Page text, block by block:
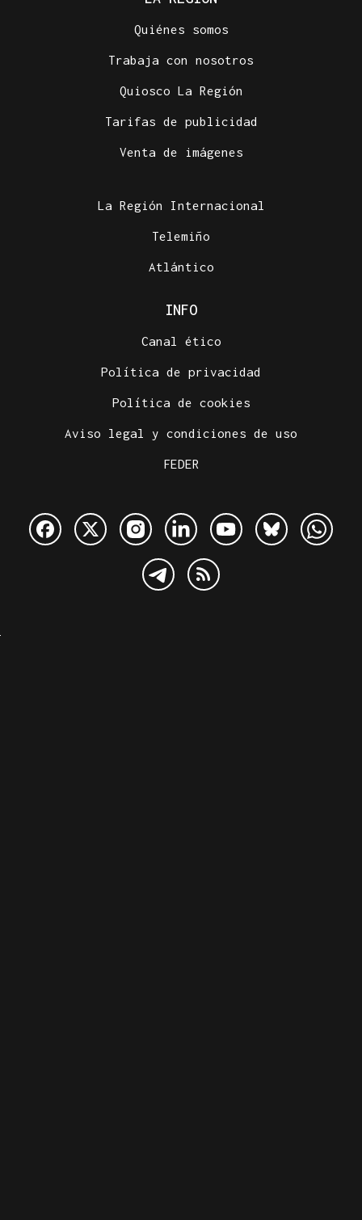
Quiénes somos
Trabaja con nosotros
Quiosco La Región
Tarifas de publicidad
Venta de imágenes
La Región Internacional
Telemiño
Atlántico
INFO
Canal ético
Política de privacidad
Política de cookies
Aviso legal y condiciones de uso
FEDER